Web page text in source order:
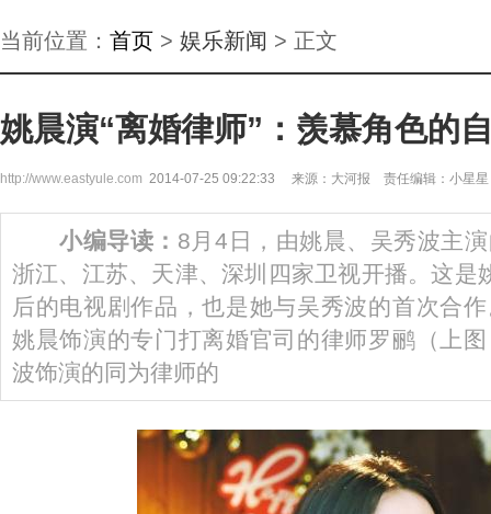
当前位置： 首页 > 娱乐新闻 > 正文
姚晨演“离婚律师”：羡慕角色的
http://www.eastyule.com 2014-07-25 09:22:33 来源：大河报 责任编辑：小星星
小编导读： 8月4日，由姚晨、吴秀波主
浙江、江苏、天津、深圳四家卫视开播。这是
后的电视剧作品，也是她与吴秀波的首次合
姚晨饰演的专门打离婚官司的律师罗鹂（上
波饰演的同为律师的